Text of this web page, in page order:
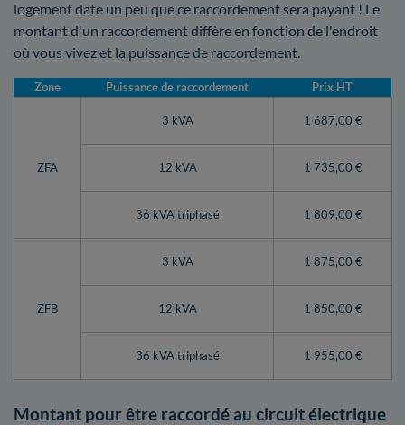
logement date un peu que ce raccordement sera payant ! Le
montant d'un raccordement diffère en fonction de l'endroit
où vous vivez et la puissance de raccordement.
Zone Puissance de raccordement Prix HT
ZFA
3 kVA 1 687,00 €
12 kVA 1 735,00 €
36 kVA triphasé 1 809,00 €
ZFB
3 kVA 1 875,00 €
12 kVA 1 850,00 €
36 kVA triphasé 1 955,00 €
Montant pour être raccordé au circuit électrique